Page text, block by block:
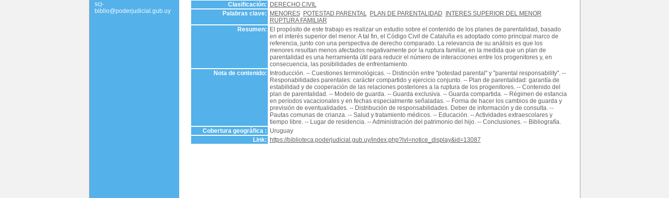
Clasificación:
DERECHO CIVIL
Palabras clave:
MENORES POTESTAD PARENTAL PLAN DE PARENTALIDAD
INTERES SUPERIOR DEL MENOR
RUPTURA FAMILIAR
Resumen:
El propósito de este trabajo es realizar un estudio sobre el contenido de los planes de parentalidad, basado
en el interés superior del menor. A tal fin, el Código Civil de Cataluña es adoptado como principal marco de
referencia, junto con una perspectiva de derecho comparado. La relevancia de su análisis es que los
menores resultan menos afectados negativamente por la ruptura familiar, en la medida que un plan de
parentalidad es una herramienta útil para reducir el número de interacciones entre los progenitores y, en
consecuencia, las posibilidades de enfrentamiento.
Nota de contenido:
Introducción. -- Cuestiones terminológicas. -- Distinción entre "potestad parental" y "parental responsability". --
Responabilidades parentales: carácter compartido y ejercicio conjunto. -- Plan de parentalidad: garantía de
estabilidad y de cooperación de las relaciones posteriores a la ruptura de los progenitores. -- Contenido del
plan de parentalidad. -- Modelo de guarda. -- Guarda exclusiva. -- Guarda compartida. -- Régimen de estancia
en períodos vacacionales y en fechas especialmente señaladas. -- Forma de hacer los cambios de guarda y
previsión de eventualidades. -- Distribución de responsabilidades. Deber de información y de consulta. --
Pautas comunas de crianza. -- Salud y tratamiento médicos. -- Educación. -- Actividades extraescolares y
tiempo libre. -- Lugar de residencia. -- Administración del patrimonio del hijo. -- Conclusiones. -- Bibliografía.
Cobertura geográfica : Uruguay
Link:
https://biblioteca.poderjudicial.gub.uy/index.php?lvl=notice_display&id=13087
scj-
biblio@poderjudicial.gub.uy